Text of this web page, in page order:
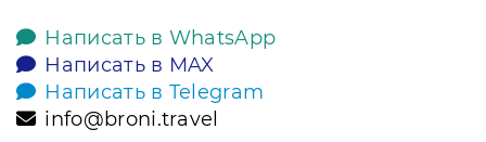
Написать в WhatsApp
Написать в MAX
Написать в Telegram
info@broni.travel